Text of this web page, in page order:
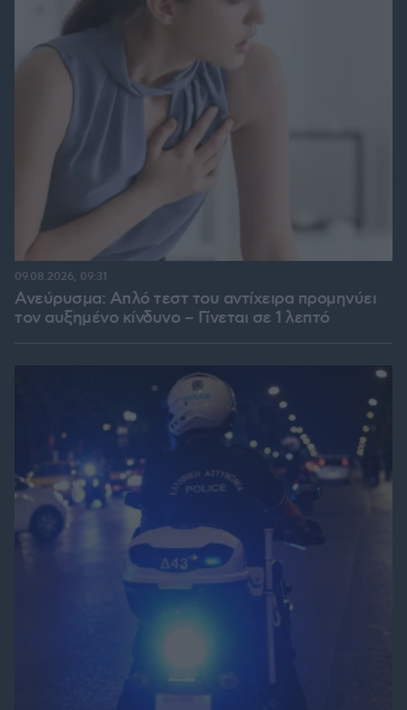
Ανεύρυσμα: Απλό τεστ του αντίχειρα προμηνύει
τον αυξημένο κίνδυνο – Γίνεται σε 1 λεπτό
09.08.2026, 09:31